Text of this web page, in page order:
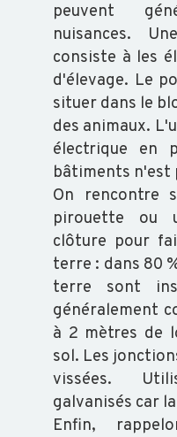
peuvent
nuisances.
consiste à les
d'élevage. Le
situer dans le
des animaux.
électrique en
bâtiments n'est
On rencontre
pirouette ou
clôture pour
terre : dans 80
terre sont
généralement
à 2 mètres de
sol. Les
vissées.
galvanisés car
Enfin,